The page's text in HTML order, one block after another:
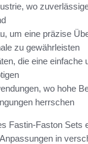
wo
um eine präzise
zu gewährleisten
die eine einfache
wo hohe
herrschen
Fastin-Faston Sets
in